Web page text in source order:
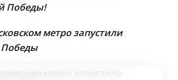
Победы!
метро запустили
Победы
метро запустили